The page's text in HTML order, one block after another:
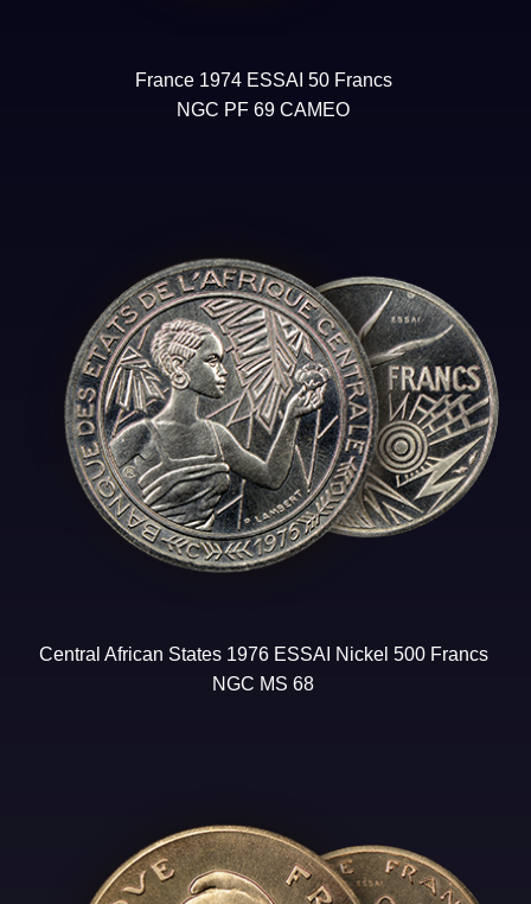
France 1974 ESSAI 50 Francs
NGC PF 69 CAMEO
Central African States 1976 ESSAI Nickel 500 Francs
NGC MS 68